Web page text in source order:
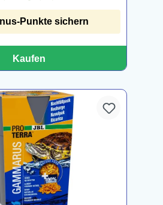
Punkte sichern
Kaufen